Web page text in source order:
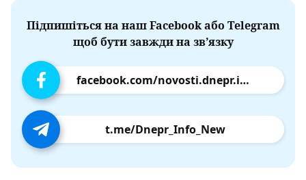
Підпишіться на наш Facebook або Telegram
щоб бути завжди на зв’язку
facebook.com/novosti.dnepr.info
t.me/Dnepr_Info_New